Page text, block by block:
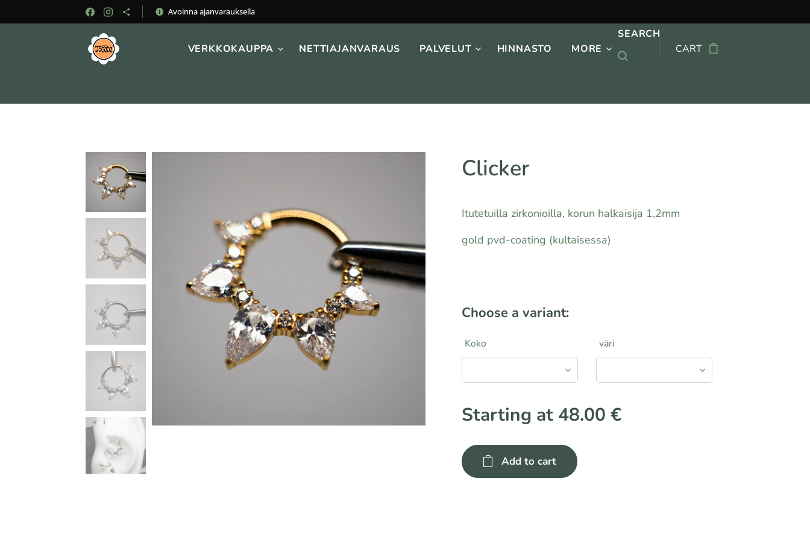
Avoinna ajanvarauksella
VERKKOKAUPPA NETTIAJANVARAUS PALVELUT HINNASTO MORE
SEARCH
CART
Clicker
Itutetuilla zirkonioilla, korun halkaisija 1,2mm
gold pvd-coating (kultaisessa)
Choose a variant:
Koko väri
Starting at 48.00 €
Add to cart